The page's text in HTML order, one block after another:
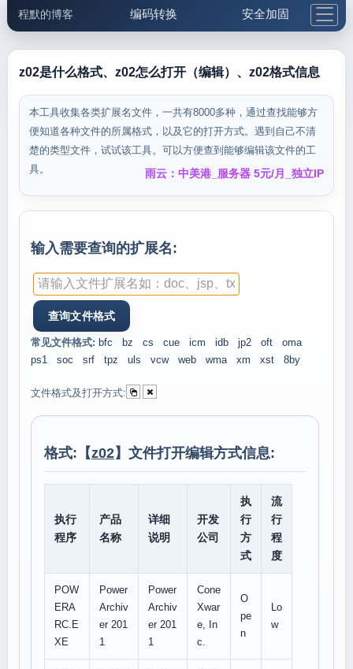
程默的博客 编码转换 安全加固
邮件工具 生活便民 更多工具
5.1支付宝大红包
z02是什么格式、z02怎么打开（编辑）、z02格式信息
本工具收集各类扩展名文件，一共有8000多种，通过查找能够方
便知道各种文件的所属格式，以及它的打开方式。遇到自己不清
楚的类型文件，试试该工具。可以方便查到能够编辑该文件的工
具。
雨云：中美港_服务器 5元/月_独立IP
输入需要查询的扩展名:
常见文件格式: bfc bz cs cue icm idb jp2 oft
oma
ps1
soc srf tpz uls vcw web wma xm xst 8by
文件格式及打开方式:
格式:【z02】文件打开编辑方式信息:
执行
程序
产品
名称
详细
说明
开发
公司
执
行
方
式
流
行
程
度
POW
ERA
RC.E
XE
Power
Archiv
er 201
1
Power
Archiv
er 201
1
Cone
Xwar
e, In
c.
O
pe
n
Lo
w